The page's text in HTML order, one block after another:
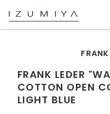
FRANK LEDER
COTTON OPEN
LIGHT BLUE